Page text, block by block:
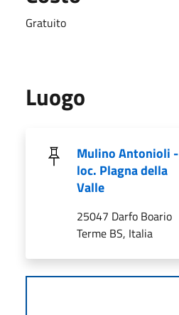
Gratuito
Luogo
Mulino Antonioli -
loc. Plagna della
Valle
25047 Darfo Boario
Terme BS, Italia